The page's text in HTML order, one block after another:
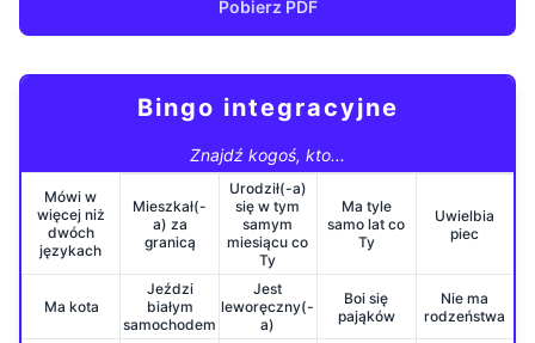
Pobierz PDF
Bingo integracyjne
Znajdź kogoś, kto...
Mówi w
więcej niż
dwóch
językach
Mieszkał(-
a) za
granicą
Urodził(-a)
się w tym
samym
miesiącu co
Ty
Ma tyle
samo lat co
Ty
Uwielbia
piec
Ma kota
Jeździ
białym
samochodem
Jest
leworęczny(-
a)
Boi się
pająków
Nie ma
rodzeństwa